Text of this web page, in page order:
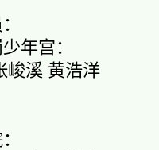
年宫：
溪 黄浩洋